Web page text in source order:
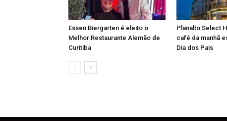
Essen Biergarten é eleito o
Melhor Restaurante Alemão de
Curitiba
Planalto Select
café da manhã
Dia dos Pais